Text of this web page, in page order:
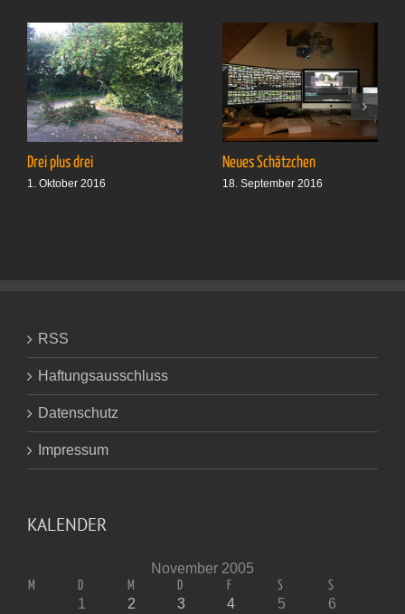
Drei plus drei
1. Oktober 2016
Neues Schätzchen
18. September 2016
RSS
Haftungsausschluss
Datenschutz
Impressum
KALENDER
November 2005
M D M D F S S
1 2 3 4 5
6